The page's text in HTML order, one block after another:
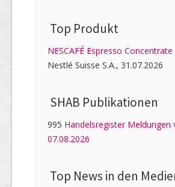
Top Produkt
NESCAFÉ Espresso Concentrate
Nestlé Suisse S.A., 31.07.2026
SHAB Publi­kati­onen
995 Handelsregister Meldungen
07.08.2026
Top News in den